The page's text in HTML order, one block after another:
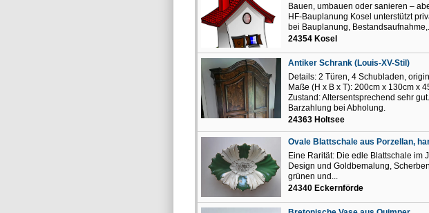
Bauen, umbauen oder sanieren –
HF-Bauplanung Kosel unterstützt
bei Bauplanung,
24354 Kosel
Antiker Schrank (Louis-XV-Stil)
Details: 2 Türen, 4 Schubladen,
Maße (H x B x T): 200cm x 130cm x
Zustand: Altersentsprechend sehr gut.
Barzahlung bei Abholung.
24363 Holtsee
Ovale Blattschale aus Porzellan,
Eine Rarität: Die edle Blattschale im
Design und Goldbemalung,
grünen und...
24340 Eckernförde